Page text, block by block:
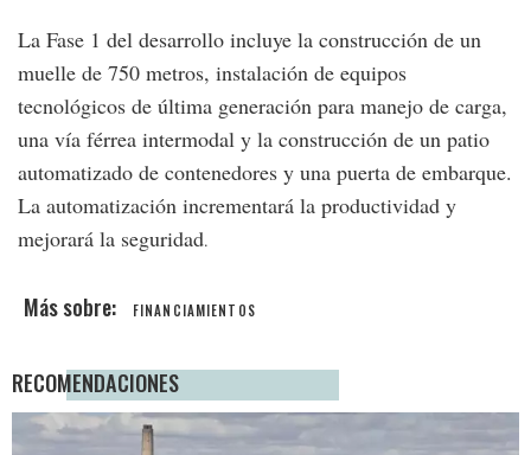
La Fase 1 del desarrollo incluye la construcción de un
muelle de 750 metros, instalación de equipos
tecnológicos de última generación para manejo de carga,
una vía férrea intermodal y la construcción de un patio
automatizado de contenedores y una puerta de embarque.
La automatización incrementará la productividad y
mejorará la seguridad.
FINANCIAMIENTOS
RECOMENDACIONES